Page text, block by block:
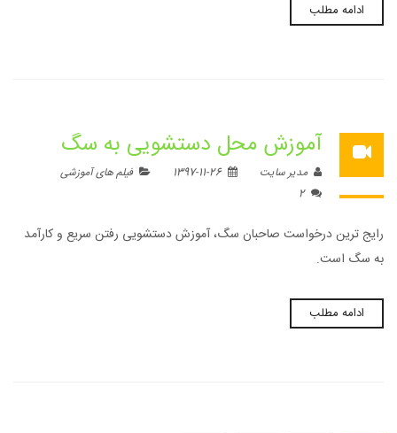
ادامه مطلب
آموزش محل دستشویی به سگ
مدیر سایت 1397-11-26
فیلم های آموزشی
2
رایج ترین درخواست صاحبان سگ، آموزش دستشویی رفتن سریع و کارآمد
به سگ است.
ادامه مطلب